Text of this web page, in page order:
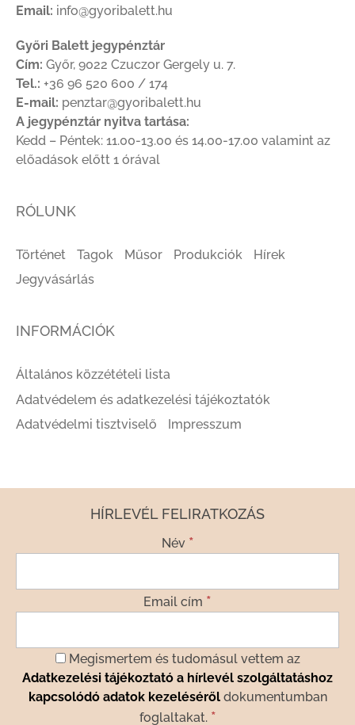
Email: info@gyoribalett.hu
Győri Balett jegypénztár
Cím: Győr, 9022 Czuczor Gergely u. 7.
Tel.: +36 96 520 600 / 174
E-mail: penztar@gyoribalett.hu
A jegypénztár nyitva tartása:
Kedd – Péntek: 11.00-13.00 és 14.00-17.00 valamint az
előadások előtt 1 órával
RÓLUNK
Történet Tagok Műsor Produkciók
Hírek
Jegyvásárlás
INFORMÁCIÓK
Általános közzétételi lista
Adatvédelem és adatkezelési tájékoztatók
Adatvédelmi tisztviselő
Impresszum
HÍRLEVÉL FELIRATKOZÁS
Név *
Email cím *
Megismertem és tudomásul vettem az
Adatkezelési tájékoztató a hírlevél szolgáltatáshoz
kapcsolódó adatok kezelésérőldokumentumban
foglaltakat. *